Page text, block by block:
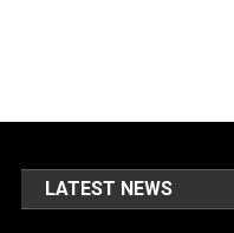
LATEST NEWS